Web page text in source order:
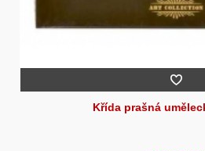
Křída prašná